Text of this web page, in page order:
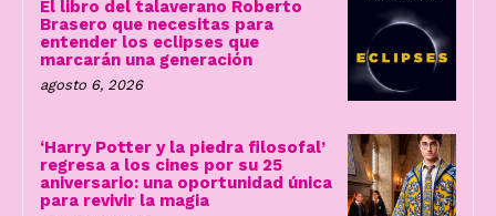
El libro del talaverano Roberto
Brasero que necesitas para
entender los eclipses que
marcarán una generación
agosto 6, 2026
‘Harry Potter y la piedra filosofal’
regresa a los cines por su 25
aniversario: una oportunidad única
para revivir la magia